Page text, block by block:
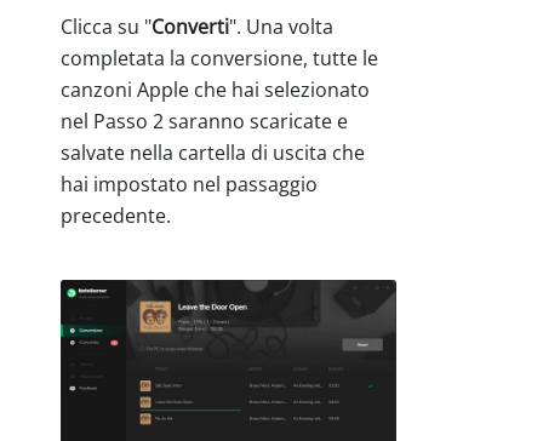
Clicca su "Converti". Una volta
completata la conversione, tutte le
canzoni Apple che hai selezionato
nel Passo 2 saranno scaricate e
salvate nella cartella di uscita che
hai impostato nel passaggio
precedente.